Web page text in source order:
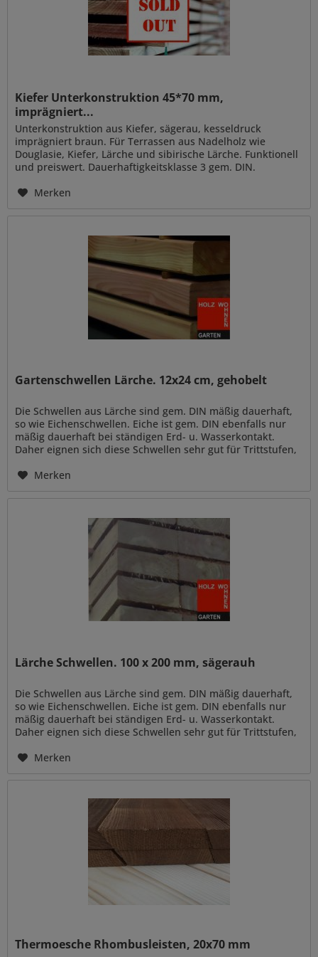
Kiefer Unterkonstruktion 45*70 mm,
imprägniert...
Unterkonstruktion aus Kiefer, sägerau, kesseldruck
imprägniert braun. Für Terrassen aus Nadelholz wie
Douglasie, Kiefer, Lärche und sibirische Lärche. Funktionell
und preiswert. Dauerhaftigkeitsklasse 3 gem. DIN.
Merken
Gartenschwellen Lärche. 12x24 cm, gehobelt
Die Schwellen aus Lärche sind gem. DIN mäßig dauerhaft,
so wie Eichenschwellen. Eiche ist gem. DIN ebenfalls nur
mäßig dauerhaft bei ständigen Erd- u. Wasserkontakt.
Daher eignen sich diese Schwellen sehr gut für Trittstufen,
Merken
Lärche Schwellen. 100 x 200 mm, sägerauh
Die Schwellen aus Lärche sind gem. DIN mäßig dauerhaft,
so wie Eichenschwellen. Eiche ist gem. DIN ebenfalls nur
mäßig dauerhaft bei ständigen Erd- u. Wasserkontakt.
Daher eignen sich diese Schwellen sehr gut für Trittstufen,
Merken
Thermoesche Rhombusleisten, 20x70 mm